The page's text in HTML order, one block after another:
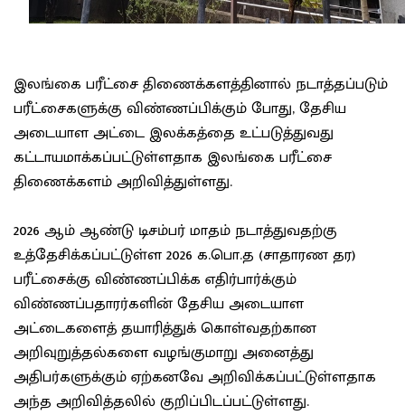
இலங்கை பரீட்சை திணைக்களத்தினால் நடாத்தப்படும்
பரீட்சைகளுக்கு விண்ணப்பிக்கும் போது, தேசிய
அடையாள அட்டை இலக்கத்தை உட்படுத்துவது
கட்டாயமாக்கப்பட்டுள்ளதாக இலங்கை பரீட்சை
திணைக்களம் அறிவித்துள்ளது.
2026 ஆம் ஆண்டு டிசம்பர் மாதம் நடாத்துவதற்கு
உத்தேசிக்கப்பட்டுள்ள 2026 க.பொ.த (சாதாரண தர)
பரீட்சைக்கு விண்ணப்பிக்க எதிர்பார்க்கும்
விண்ணப்பதாரர்களின் தேசிய அடையாள
அட்டைகளைத் தயாரித்துக் கொள்வதற்கான
அறிவுறுத்தல்களை வழங்குமாறு அனைத்து
அதிபர்களுக்கும் ஏற்கனவே அறிவிக்கப்பட்டுள்ளதாக
அந்த அறிவித்தலில் குறிப்பிடப்பட்டுள்ளது.